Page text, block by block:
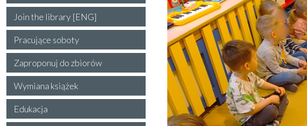
Join the library [ENG]
Pracujące soboty
Zaproponuj do zbiorów
Wymiana książek
Edukacja